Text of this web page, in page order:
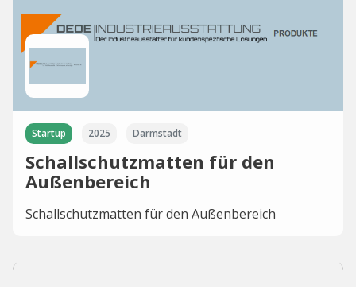
Startup 2025 Darmstadt
Schallschutzmatten für den
Außenbereich
Schallschutzmatten für den Außenbereich